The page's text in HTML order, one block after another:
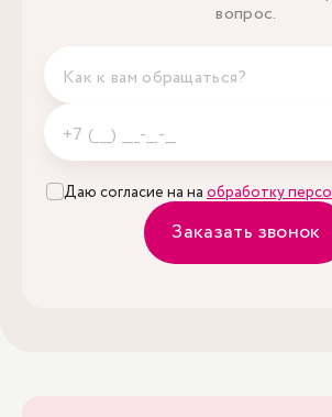
вопрос.
Даю согласие на на обработку
Заказать звонок